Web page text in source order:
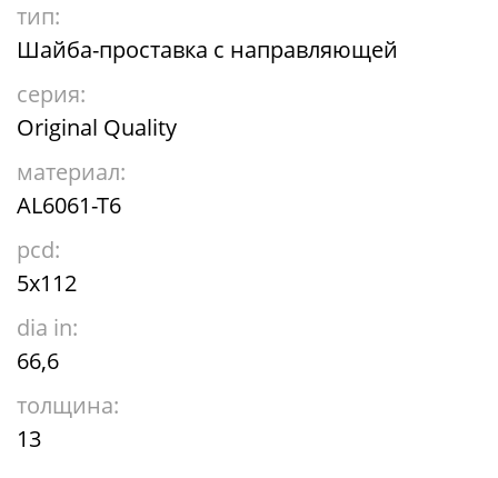
тип:
Шайба-проставка с направляющей
серия:
Original Quality
материал:
AL6061-T6
pcd:
5x112
dia in:
66,6
толщина:
13